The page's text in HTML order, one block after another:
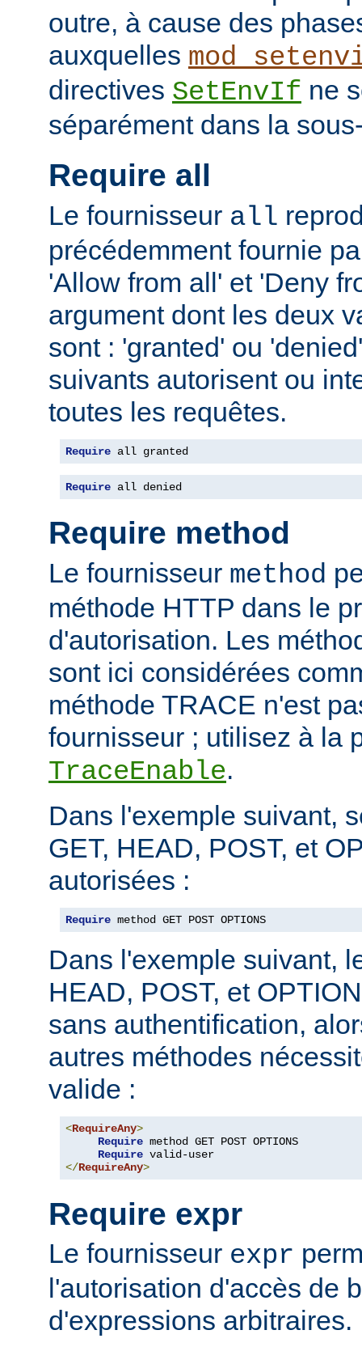
outre, à cause des
auxquelles
directives SetEnvIf ne
séparément dans la
Require all
Le fournisseur all
précédemment fournie
'Allow from all' et 'Deny
argument dont les deux
sont : 'granted' ou
suivants autorisent ou
toutes les requêtes.
Require all granted
Require all denied
Require method
Le fournisseur method
méthode HTTP dans le
d'autorisation. Les
sont ici considérées
méthode TRACE n'est
fournisseur ; utilisez à la
TraceEnable.
Dans l'exemple suivant,
GET, HEAD, POST, et
autorisées :
Require method GET POST OPTIONS
Dans l'exemple suivant,
HEAD, POST, et
sans authentification,
autres méthodes
valide :
<RequireAny>
Require method GET POST OPTIONS
Require
</RequireAny>
Require expr
Le fournisseur expr
l'autorisation d'accès de
d'expressions arbitraires.